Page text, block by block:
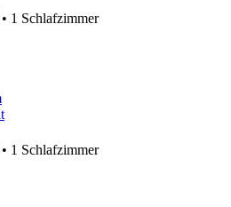
• 1 Schlafzimmer
• 1 Schlafzimmer